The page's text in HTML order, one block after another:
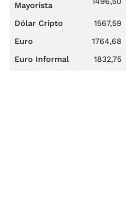
Mayorista
Dólar Cripto 1567,59
Euro
1764,68
Euro Informal
1832,75